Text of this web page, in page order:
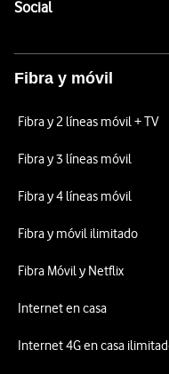
SocialEnlaces a las redes
Fibra y móvil
Fibra y 2 líneas móvil + TV
Fibra y 3 líneas móvil
Fibra y 4 líneas móvil
Fibra y móvil ilimitado
Fibra Móvil y Netflix
Internet en casa
Internet 4G en casa